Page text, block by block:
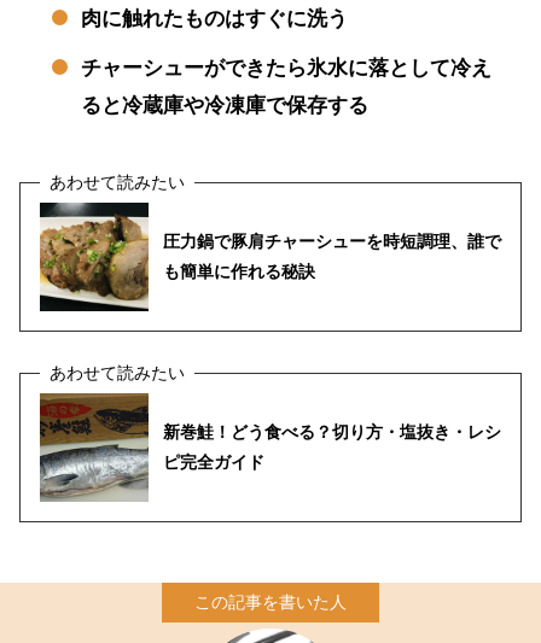
肉に触れたものはすぐに洗う
チャーシューができたら氷水に落として冷え
ると冷蔵庫や冷凍庫で保存する
圧力鍋で豚肩チャーシューを時短調理、誰で
も簡単に作れる秘訣
新巻鮭！どう食べる？切り方・塩抜き・レシ
ピ完全ガイド